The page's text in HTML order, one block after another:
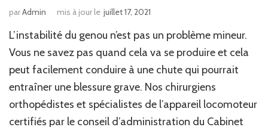
parAdmin mis à jour le juillet 17, 2021
L’instabilité du genou n’est pas un problème mineur.
Vous ne savez pas quand cela va se produire et cela
peut facilement conduire à une chute qui pourrait
entraîner une blessure grave. Nos chirurgiens
orthopédistes et spécialistes de l’appareil locomoteur
certifiés par le conseil d’administration du Cabinet